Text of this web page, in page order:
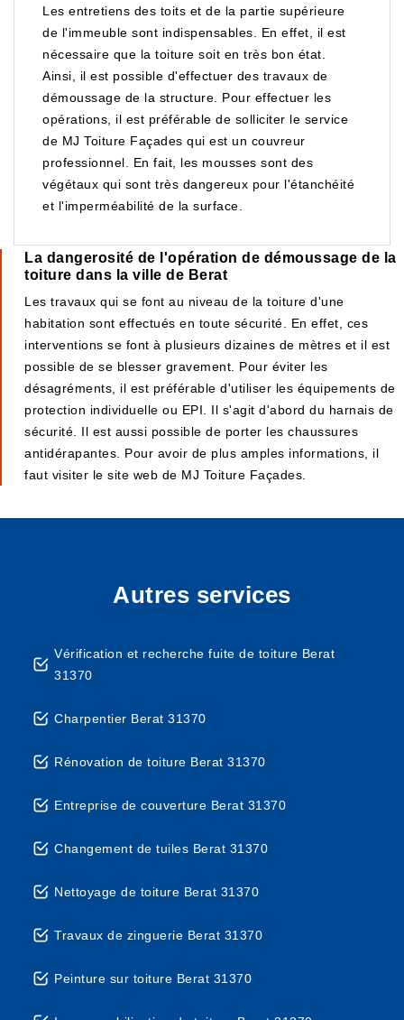
Les entretiens des toits et de la partie supérieure
de l'immeuble sont indispensables. En effet, il est
nécessaire que la toiture soit en très bon état.
Ainsi, il est possible d'effectuer des travaux de
démoussage de la structure. Pour effectuer les
opérations, il est préférable de solliciter le service
de MJ Toiture Façades qui est un couvreur
professionnel. En fait, les mousses sont des
végétaux qui sont très dangereux pour l'étanchéité
et l'imperméabilité de la surface.
La dangerosité de l'opération de démoussage de la
toiture dans la ville de Berat
Les travaux qui se font au niveau de la toiture d'une
habitation sont effectués en toute sécurité. En effet, ces
interventions se font à plusieurs dizaines de mètres et il est
possible de se blesser gravement. Pour éviter les
désagréments, il est préférable d'utiliser les équipements de
protection individuelle ou EPI. Il s'agit d'abord du harnais de
sécurité. Il est aussi possible de porter les chaussures
antidérapantes. Pour avoir de plus amples informations, il
faut visiter le site web de MJ Toiture Façades.
Autres services
Vérification et recherche fuite de toiture Berat
31370
Charpentier Berat 31370
Rénovation de toiture Berat 31370
Entreprise de couverture Berat 31370
Changement de tuiles Berat 31370
Nettoyage de toiture Berat 31370
Travaux de zinguerie Berat 31370
Peinture sur toiture Berat 31370